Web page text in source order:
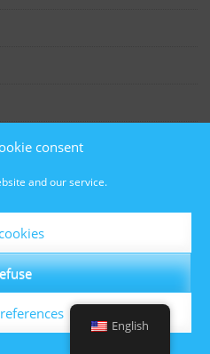
consent
and our service.
Powered by
English